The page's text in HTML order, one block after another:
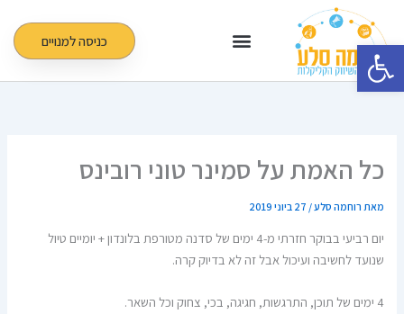
פתח סרגל נגישות
לתוכן
כניסה למנויים
כל האמת על סמינר טוני רובינס
מאת רוחמה סלע/ 27 ביוני 2019
יום רביעי בבוקר חזרתי מ-4 ימים של סדנה מטורפת בלונדון + יומיים טיול
שנועד לחשיבה ועיכול אבל זה לא בדיוק קרה.
4 ימים של תוכן, התרגשות, חגיגה, בכי, צחוק וכל השאר.